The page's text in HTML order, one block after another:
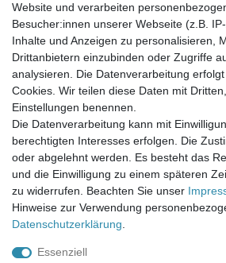
Newsletter-Anmeldung
FAQ / Fragen
Mein Warenkorb
Mein Merkzettel
Mein Konto
UNSER LADENGESCHÄFT
Gottlieb-Daimler-Str. 10
33334 Gütersloh
ÖFFNUNGSZEITEN
Montag - Dienstag: 8.00 - 18.00 Uhr,
Donnerstag: 8.00 - 18.00 Uhr, Freitag
Website und verarbeiten
Besucher:innen unserer Webseite (z.B.
Inhalte und Anzeigen zu personalisieren,
Drittanbietern einzubinden oder Zugriffe
analysieren. Die Datenverarbeitung
Cookies. Wir teilen diese Daten mit
Einstellungen benennen.
Die Datenverarbeitung kann mit
berechtigten Interesses erfolgen. Die
oder abgelehnt werden. Es besteht das
und die Einwilligung zu einem späteren
zu widerrufen. Beachten Sie unser
Hinweise zur Verwendung
Daten­schutz­erklärung
Essenziell